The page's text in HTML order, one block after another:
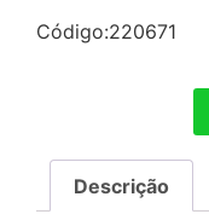
Código:220671
Descrição